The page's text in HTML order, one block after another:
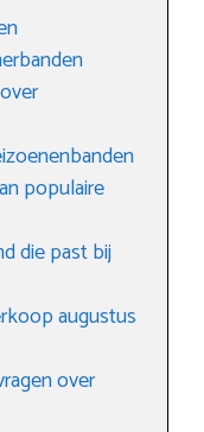
populaire
die past bij
augustus
over